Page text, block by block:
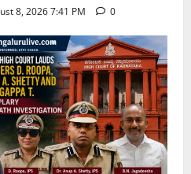
8, 2026 7:41 PM 0